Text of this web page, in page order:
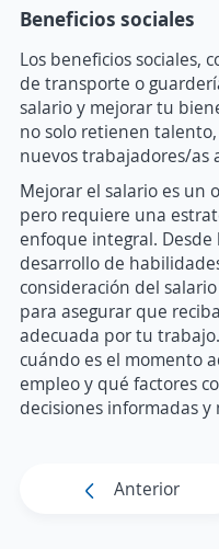
Beneficios sociales
Los beneficios sociales,
de transporte o
salario y mejorar tu
no solo retienen
nuevos trabajadores/as
Mejorar el salario es un
pero requiere una
enfoque integral. Desde
desarrollo de
consideración del
para asegurar que
adecuada por tu
cuándo es el momento
empleo y qué factores
decisiones informadas
Anterior